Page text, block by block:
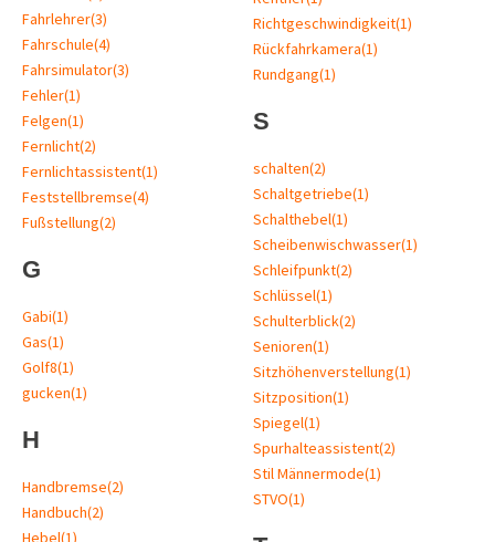
Fahrlehrer(3)
Fahrschule(4)
Fahrsimulator(3)
Fehler(1)
Felgen(1)
Fernlicht(2)
Fernlichtassistent(1)
Feststellbremse(4)
Fußstellung(2)
G
Gabi(1)
Gas(1)
Golf8(1)
gucken(1)
H
Handbremse(2)
Handbuch(2)
Hebel(1)
Richtgeschwindigkeit(1)
Rückfahrkamera(1)
Rundgang(1)
S
schalten(2)
Schaltgetriebe(1)
Schalthebel(1)
Scheibenwischwasser(1)
Schleifpunkt(2)
Schlüssel(1)
Schulterblick(2)
Senioren(1)
Sitzhöhenverstellung(1)
Sitzposition(1)
Spiegel(1)
Spurhalteassistent(2)
Stil Männermode(1)
STVO(1)